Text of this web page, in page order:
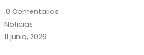
0 Comentarios
Noticias
11 junio, 2026